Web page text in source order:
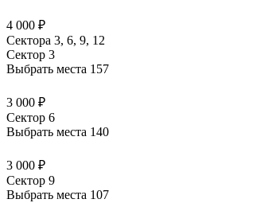
4 000 ₽
Сектора 3, 6, 9, 12
Сектор 3
Выбрать места 157
3 000 ₽
Сектор 6
Выбрать места 140
3 000 ₽
Сектор 9
Выбрать места 107